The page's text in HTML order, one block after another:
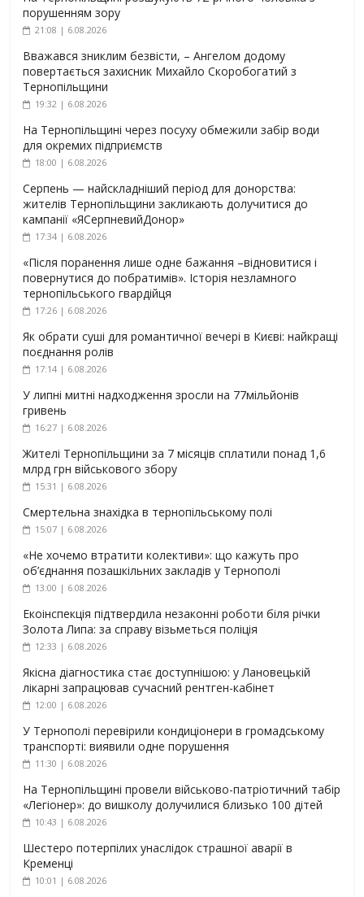
порушенням зору
21:08 | 6.08.2026
Вважався зниклим безвісти, – Ангелом додому
повертається захисник Михайло Скоробогатий з
Тернопільщини
19:32 | 6.08.2026
На Тернопільщині через посуху обмежили забір води
для окремих підприємств
18:00 | 6.08.2026
Серпень — найскладніший період для донорства:
жителів Тернопільщини закликають долучитися до
кампанії «ЯСерпневийДонор»
17:34 | 6.08.2026
«Після поранення лише одне бажання –відновитися і
повернутися до побратимів». Історія незламного
тернопільського гвардійця
17:26 | 6.08.2026
Як обрати суші для романтичної вечері в Києві: найкращі
поєднання ролів
17:14 | 6.08.2026
У липні митні надходження зросли на 77мільйонів
гривень
16:27 | 6.08.2026
Жителі Тернопільщини за 7 місяців сплатили понад 1,6
млрд грн військового збору
15:31 | 6.08.2026
Смертельна знахідка в тернопільському полі
15:07 | 6.08.2026
«Не хочемо втратити колективи»: що кажуть про
об’єднання позашкільних закладів у Тернополі
13:00 | 6.08.2026
Екоінспекція підтвердила незаконні роботи біля річки
Золота Липа: за справу візьметься поліція
12:33 | 6.08.2026
Якісна діагностика стає доступнішою: у Лановецькій
лікарні запрацював сучасний рентген-кабінет
12:00 | 6.08.2026
У Тернополі перевірили кондиціонери в громадському
транспорті: виявили одне порушення
11:30 | 6.08.2026
На Тернопільщині провели військово-патріотичний табір
«Легіонер»: до вишколу долучилися близько 100 дітей
10:43 | 6.08.2026
Шестеро потерпілих унаслідок страшної аварії в
Кременці
10:01 | 6.08.2026